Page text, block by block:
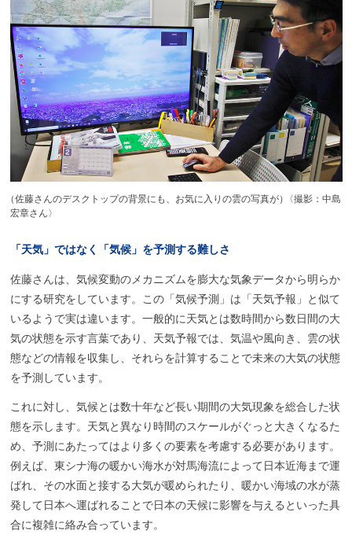
（佐藤さんのデスクトップの背景にも、お気に入りの雲の写真が）
〈撮影：中島
宏章さん〉
「天気」 ではなく 「気候」を予測する難しさ
佐藤さんは、気候変動のメカニズムを膨大な気象データから明らか
にする研究をしています。この「気候予測」は「天気予報」と似て
いるようで実は違います。一般的に天気とは数時間から数日間の大
気の状態を示す言葉であり、天気予報では、気温や風向き、雲の状
態などの情報を収集し、それらを計算することで未来の大気の状態
を予測しています。
これに対し、気候とは数十年など長い期間の大気現象を総合した状
態を示します。天気と異なり時間のスケールがぐっと大きくなるた
め、予測にあたってはより多くの要素を考慮する必要があります。
例えば、東シナ海の暖かい海水が対馬海流によって日本近海まで運
ばれ、その水面と接する大気が暖められたり、暖かい海域の水が蒸
発して日本へ運ばれることで日本の天候に影響を与えるといった具
合に複雑に絡み合っています。